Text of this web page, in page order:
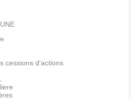
cessions d'actions